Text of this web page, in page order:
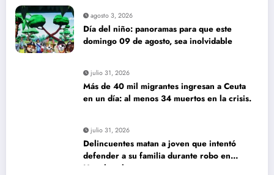
agosto 3, 2026
Día del niño: panoramas para que este
domingo 09 de agosto, sea inolvidable
julio 31, 2026
Más de 40 mil migrantes ingresan a Ceuta
en un día: al menos 34 muertos en la crisis.
julio 31, 2026
Delincuentes matan a joven que intentó
defender a su familia durante robo en
Huechuraba